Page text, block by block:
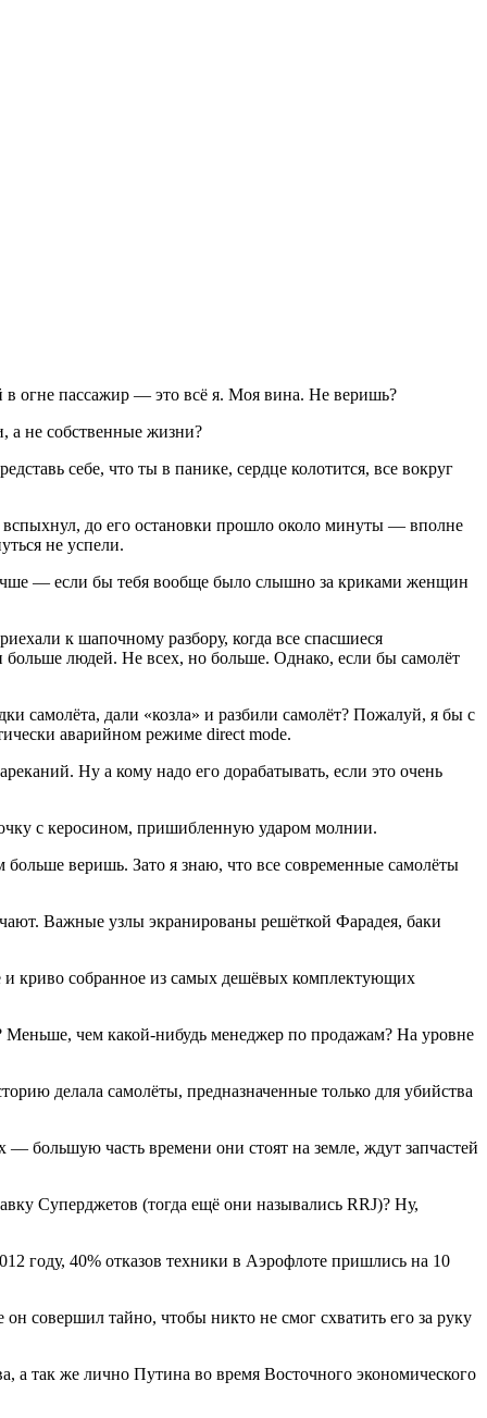
огне пассажир — это всё я. Моя вина. Не веришь?
а не собственные жизни?
себе, что ты в панике, сердце колотится, все вокруг
вспыхнул, до его остановки прошло около минуты — вполне
не успели.
— если бы тебя вообще было слышно за криками женщин
к шапочному разбору, когда все спасшиеся
больше людей. Не всех, но больше. Однако, если бы самолёт
самолёта, дали «козла» и разбили самолёт? Пожалуй, я бы с
аварийном режиме direct mode.
Ну а кому надо его дорабатывать, если это очень
с керосином, пришибленную ударом молнии.
веришь. Зато я знаю, что все современные самолёты
Важные узлы экранированы решёткой Фарадея, баки
криво собранное из самых дешёвых комплектующих
Меньше, чем какой-нибудь менеджер по продажам? На уровне
делала самолёты, предназначенные только для убийства
большую часть времени они стоят на земле, ждут запчастей
Суперджетов (тогда ещё они назывались RRJ)? Ну,
году, 40% отказов техники в Аэрофлоте пришлись на 10
совершил тайно, чтобы никто не смог схватить его за руку
так же лично Путина во время Восточного экономического